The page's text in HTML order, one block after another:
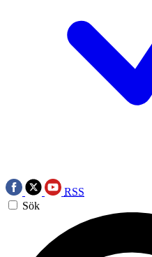
RSS
Sök